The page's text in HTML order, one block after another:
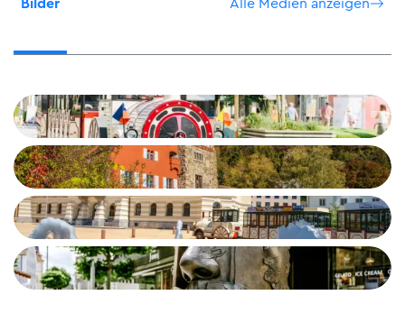
Bilder Alle Medien anzeigen